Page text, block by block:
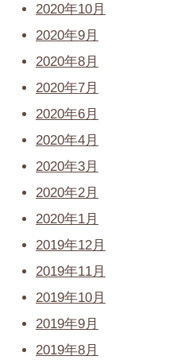
2020年10月
2020年9月
2020年8月
2020年7月
2020年6月
2020年4月
2020年3月
2020年2月
2020年1月
2019年12月
2019年11月
2019年10月
2019年9月
2019年8月